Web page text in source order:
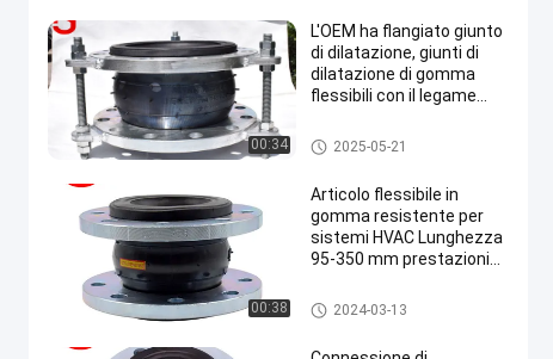
00:34
L'OEM ha flangiato giunto
di dilatazione, giunti di
dilatazione di gomma
flessibili con il legame
Giunto di dilatazione di gomm
a della singola sfera
2025-05-21
00:38
Articolo flessibile in
gomma resistente per
sistemi HVAC Lunghezza
95-350 mm prestazioni
Giunto di dilatazione di gomm
a
2024-03-13